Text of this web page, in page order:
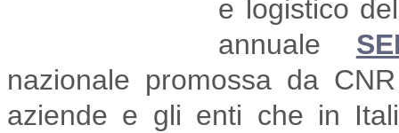
e logistico
annuale
nazionale promossa da
aziende e gli enti che in